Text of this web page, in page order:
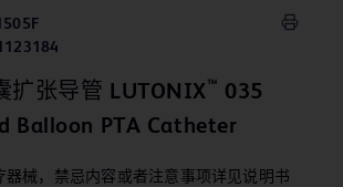
扩张导管 LUTONIX™ 035
Balloon PTA Catheter
器械，禁忌内容或者注意事项详见说明书